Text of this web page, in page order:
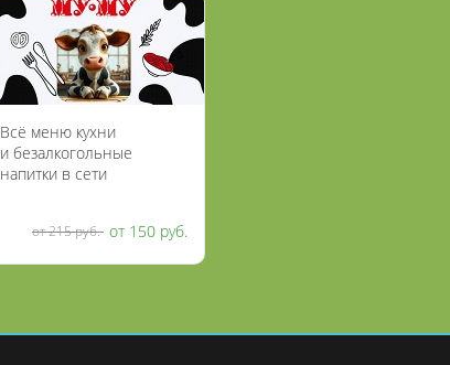
Всё меню кухни
и безалкогольные
напитки в сети
от 215 руб. от 150 руб.